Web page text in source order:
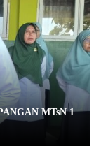
MTsN 1